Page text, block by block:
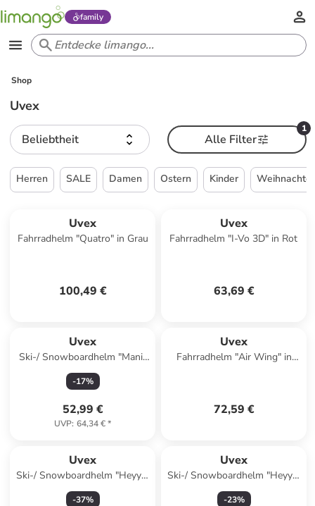
family
Shop
Uvex
Beliebtheit
1
Alle Filter
Herren SALE Damen Ostern Kinder
Uvex
Fahrradhelm "Quatro" in Grau
100,49 €
Uvex
Fahrradhelm "I-Vo 3D" in Rot
63,69 €
Uvex
Ski-/ Snowboardhelm "Manic
pro" in Rosa
-17%
52,99 €
UVP: 64,34 €*
Uvex
Fahrradhelm "Air Wing" in
72,59 €
Uvex
Ski-/ Snowboardhelm "Heyya"
in Hellblau
-37%
Uvex
Ski-/ Snowboardhelm "Heyya"
in Rot
-23%